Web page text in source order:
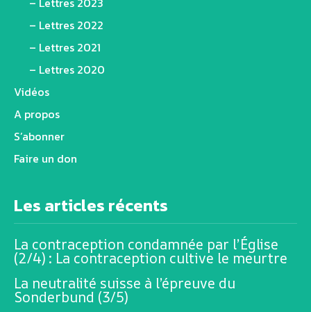
– Lettres 2022
– Lettres 2021
– Lettres 2020
Vidéos
A propos
S’abonner
Faire un don
Les articles récents
La contraception condamnée par l’Église
(2/4) : La contraception cultive le meurtre
La neutralité suisse à l’épreuve du
Sonderbund (3/5)